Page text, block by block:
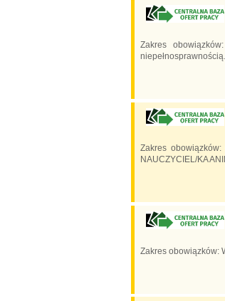
Zakres
Zakres
NAUCZYCIEL/KA
Zakres obowiązków: